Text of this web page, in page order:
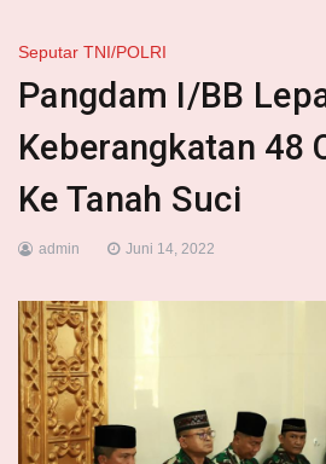
Seputar TNI/POLRI
Pangdam I/BB
Keberangkatan 48
Ke Tanah Suci
admin Juni 14, 2022